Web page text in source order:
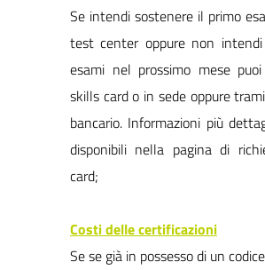
Se intendi sostenere il primo
test center oppure non
esami nel prossimo mese
skills card o in sede oppure
bancario. Informazioni più
disponibili nella pagina di
card;
Costi delle certificazioni
Se se già in possesso di un